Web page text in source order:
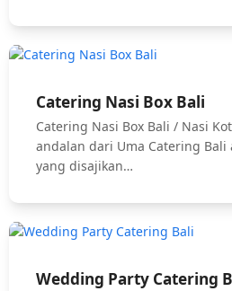
Catering Nasi Box Bali
Catering Nasi Box Bali / Nasi
andalan dari Uma Catering Bali
yang disajikan…
Wedding Party Catering